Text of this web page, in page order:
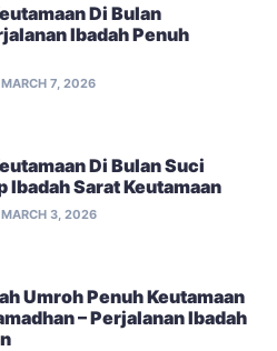
Di Bulan
Ibadah Penuh
MARCH 7, 2026
Di Bulan Suci
Ibadah Sarat Keutamaan
MARCH 3, 2026
Umroh Penuh Keutamaan
– Perjalanan Ibadah